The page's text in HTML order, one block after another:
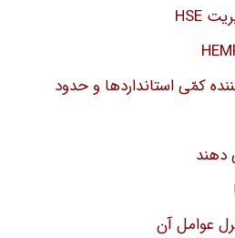
کمّی استانداردها و حدود
عوامل آن